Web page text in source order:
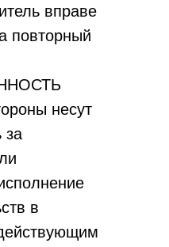
вправе
повторный
несут
за
в